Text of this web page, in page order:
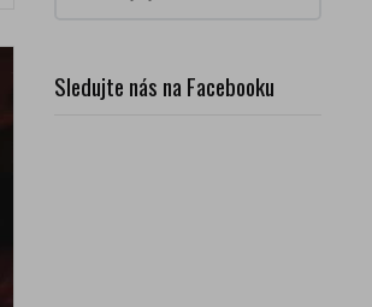
Sledujte nás na Facebooku